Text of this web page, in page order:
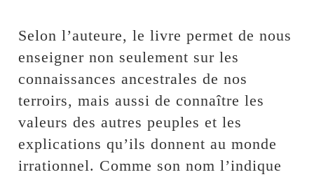
Selon l’auteure, le livre permet de nous
enseigner non seulement sur les
connaissances ancestrales de nos
terroirs, mais aussi de connaître les
valeurs des autres peuples et les
explications qu’ils donnent au monde
irrationnel. Comme son nom l’indique